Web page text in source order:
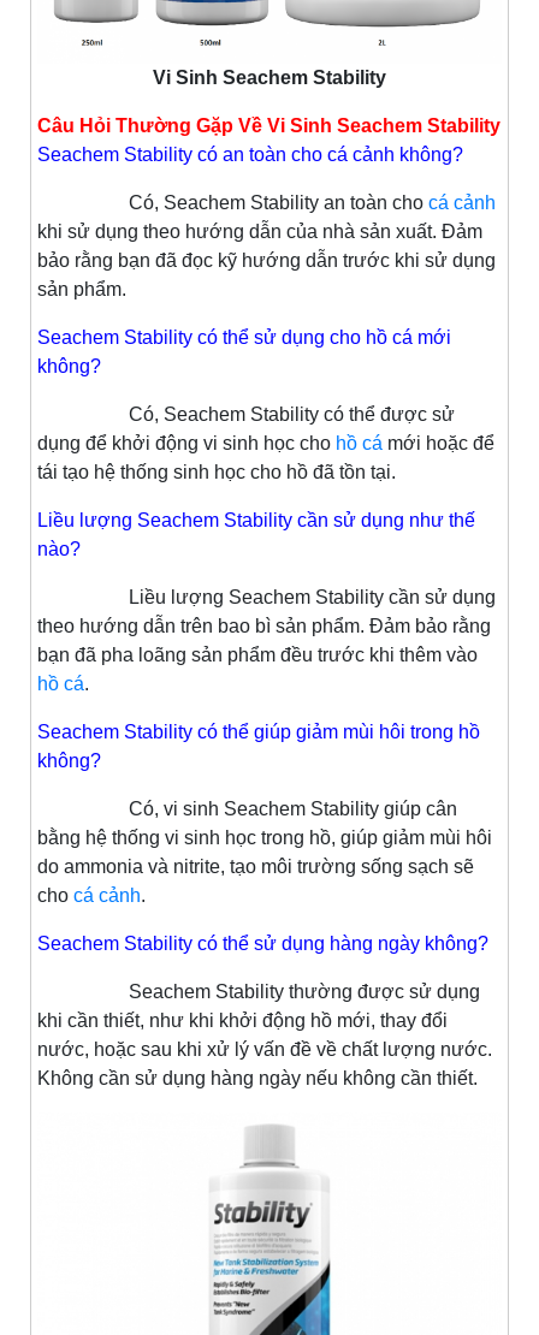
Vi Sinh Seachem Stability
Câu Hỏi Thường Gặp Về Vi Sinh Seachem Stability
Seachem Stability có an toàn cho cá cảnh không?
Có, Seachem Stability an toàn cho cá cảnh
khi sử dụng theo hướng dẫn của nhà sản xuất. Đảm
bảo rằng bạn đã đọc kỹ hướng dẫn trước khi sử dụng
sản phẩm.
Seachem Stability có thể sử dụng cho hồ cá mới
không?
Có, Seachem Stability có thể được sử
dụng để khởi động vi sinh học cho hồ cá mới hoặc để
tái tạo hệ thống sinh học cho hồ đã tồn tại.
Liều lượng Seachem Stability cần sử dụng như thế
nào?
Liều lượng Seachem Stability cần sử dụng
theo hướng dẫn trên bao bì sản phẩm. Đảm bảo rằng
bạn đã pha loãng sản phẩm đều trước khi thêm vào
hồ cá.
Seachem Stability có thể giúp giảm mùi hôi trong hồ
không?
Có, vi sinh Seachem Stability giúp cân
bằng hệ thống vi sinh học trong hồ, giúp giảm mùi hôi
do ammonia và nitrite, tạo môi trường sống sạch sẽ
cho cá cảnh.
Seachem Stability có thể sử dụng hàng ngày không?
Seachem Stability thường được sử dụng
khi cần thiết, như khi khởi động hồ mới, thay đổi
nước, hoặc sau khi xử lý vấn đề về chất lượng nước.
Không cần sử dụng hàng ngày nếu không cần thiết.